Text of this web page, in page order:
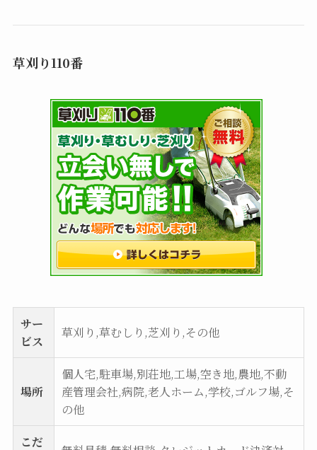
草刈り110番
サー
ビス
草刈り,草むしり,芝刈り,その他
場所
個人宅,駐車場,別荘地,工場,空き地,農地,不動
産管理会社,病院,老人ホーム,学校,ゴルフ場,そ
の他
こだ